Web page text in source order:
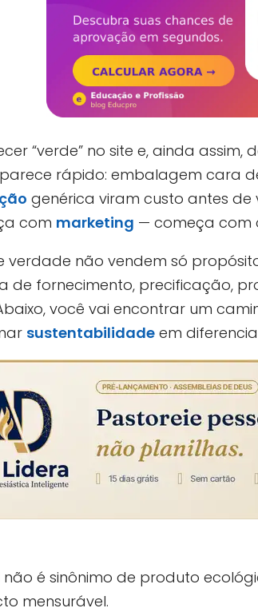
“verde” no site e, ainda assim,
rápido: embalagem cara
genérica viram custo antes de
com marketing — começa com
verdade não vendem só
de fornecimento, precificação,
você vai encontrar um
sustentabilidade em
é sinônimo de produto
mensurável.